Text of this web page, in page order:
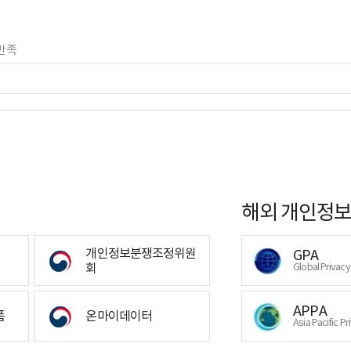
족
개인정보분쟁조정위원
회
온마이데이터
해외 개인정
GPA
Global
APPA
Asia Pacific